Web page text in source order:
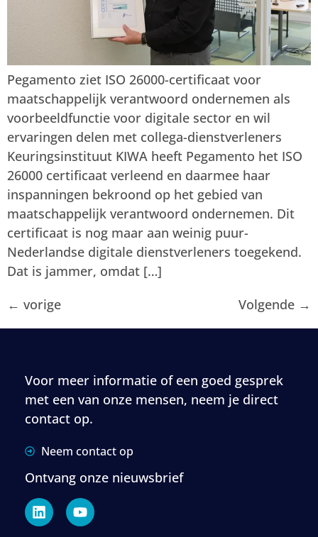
Pegamento ziet ISO 26000-certificaat voor
maatschappelijk verantwoord ondernemen als
voorbeeldfunctie voor digitale sector en wil
ervaringen delen met collega-dienstverleners
Keuringsinstituut KIWA heeft Pegamento het ISO
26000 certificaat verleend en daarmee haar
inspanningen bekroond op het gebied van
maatschappelijk verantwoord ondernemen. Dit
certificaat is nog maar aan weinig puur-
Nederlandse digitale dienstverleners toegekend.
Dat is jammer, omdat […]
← vorige Volgende →
Voor meer informatie of een goed gesprek
met een van onze mensen, neem je direct
contact op.
Neem contact op
Ontvang onze nieuwsbrief